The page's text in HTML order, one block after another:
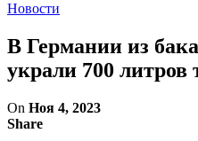
Новости
В Германии из
украли 700 литров
On Ноя 4, 2023
Share